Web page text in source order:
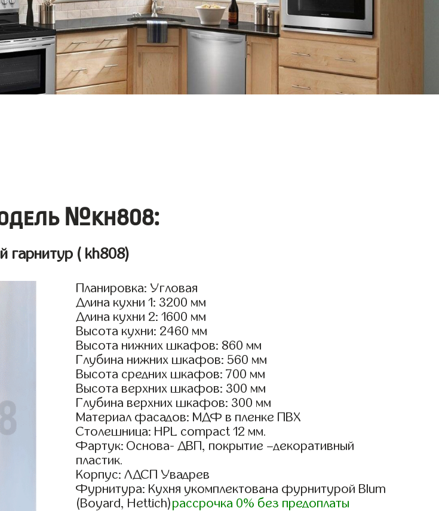
№kh808:
гарнитур ( kh808)
Планировка: Угловая
Длина кухни 1: 3200 мм
Длина кухни 2: 1600 мм
Высота кухни: 2460 мм
Высота нижних шкафов: 860 мм
Глубина нижних шкафов: 560 мм
Высота средних шкафов: 700 мм
Высота верхних шкафов: 300 мм
Глубина верхних шкафов: 300 мм
Материал фасадов: МДФ в пленке ПВХ
Столешница: HPL compact 12 мм.
Фартук: Основа- ДВП, покрытие –декоративный
пластик.
Корпус: ЛДСП Увадрев
Фурнитура: Кухня укомплектована фурнитурой Blum
(Boyard, Hettich)рассрочка 0% без предоплаты